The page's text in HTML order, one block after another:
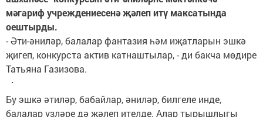
мәгариф учреждениесенә җәлеп итү максатында
оештырды.
- Әти-әниләр, балалар фантазия һәм иҗатларын эшкә
җигеп, конкурста актив катнаштылар, - ди бакча мөдире
Татьяна Газизова.
Бу эшкә әтиләр, бабайлар, әниләр, билгеле инде,
балалар үзләре дә җәлеп ителде. Алар тырышлыгы